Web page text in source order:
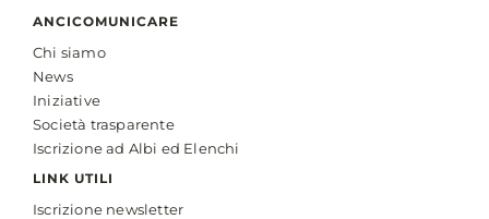
ANCICOMUNICARE
Chi siamo
News
Iniziative
Società trasparente
Iscrizione ad Albi ed Elenchi
LINK UTILI
Iscrizione newsletter